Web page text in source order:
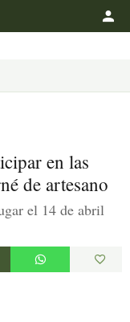
en las
de artesano
el 14 de abril